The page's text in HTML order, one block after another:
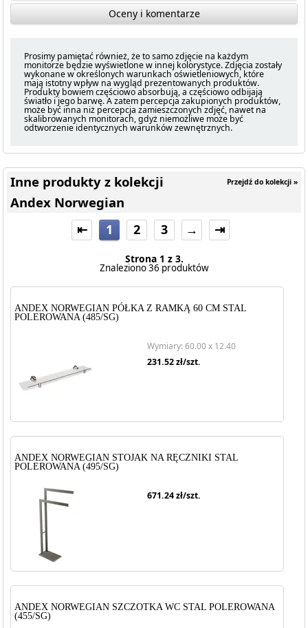
Oceny i komentarze
Prosimy pamiętać również, że to samo zdjęcie na każdym
monitorze będzie wyświetlone w innej kolorystyce. Zdjęcia zostały
wykonane w określonych warunkach oświetleniowych, które
mają istotny wpływ na wygląd prezentowanych produktów.
Produkty bowiem częściowo absorbują, a częściowo odbijają
światło i jego barwę. A zatem percepcja zakupionych produktów,
może być inna niż percepcja zamieszczonych zdjęć, nawet na
skalibrowanych monitorach, gdyż niemożliwe może być
odtworzenie identycznych warunków zewnętrznych.
Przejdź do kolekcji »
Inne produkty z kolekcji
Andex Norwegian
⇤ 1 2 3 → ⇥
Strona 1 z 3.
Znaleziono 36 produktów
ANDEX NORWEGIAN PÓŁKA Z RAMKĄ 60 CM STAL
POLEROWANA (485/SG)
Wymiary: 60.00 x 12.40
231.52zł/szt.
ANDEX NORWEGIAN STOJAK NA RĘCZNIKI STAL
POLEROWANA (495/SG)
671.24zł/szt.
ANDEX NORWEGIAN SZCZOTKA WC STAL POLEROWANA
(455/SG)